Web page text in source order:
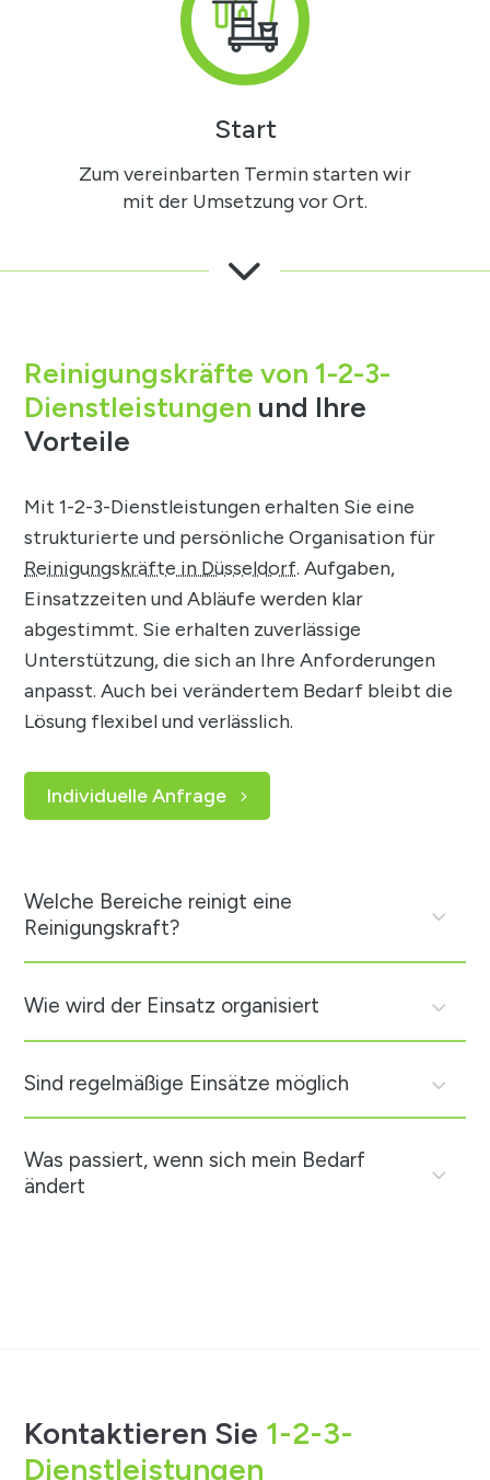
Start
Zum vereinbarten Termin starten wir
mit der Umsetzung vor Ort.
3
Reinigungskräfte von 1-2-3-
Dienstleistungen und Ihre
Vorteile
Mit 1-2-3-Dienstleistungen erhalten Sie eine
strukturierte und persönliche Organisation für
Reinigungskräfte in Düsseldorf. Aufgaben,
Einsatzzeiten und Abläufe werden klar
abgestimmt. Sie erhalten zuverlässige
Unterstützung, die sich an Ihre Anforderungen
anpasst. Auch bei verändertem Bedarf bleibt die
Lösung flexibel und verlässlich.
Individuelle Anfrage
Welche Bereiche reinigt eine
Reinigungskraft?
Wie wird der Einsatz organisiert
Sind regelmäßige Einsätze möglich
Was passiert, wenn sich mein Bedarf
ändert
Kontaktieren Sie 1-2-3-
Dienstleistungen